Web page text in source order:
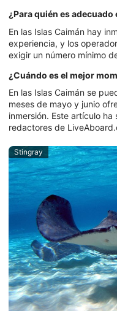
¿Para quién es adecuado
En las Islas Caimán hay
experiencia, y los
exigir un número mínimo
¿Cuándo es el mejor
En las Islas Caimán se
meses de mayo y junio
inmersión. Este artículo
redactores de
Stingray